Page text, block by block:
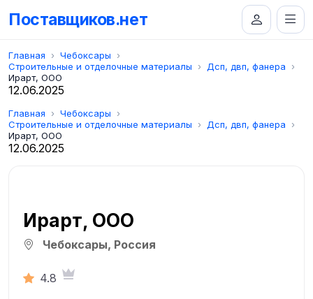
Поставщиков.нет
Главная
Чебоксары
Строительные и отделочные материалы
Дсп, двп, фанера
Ирарт, ООО
12.06.2025
Главная
Чебоксары
Строительные и отделочные материалы
Дсп, двп, фанера
Ирарт, ООО
12.06.2025
Ирарт, ООО
Чебоксары, Россия
4.8